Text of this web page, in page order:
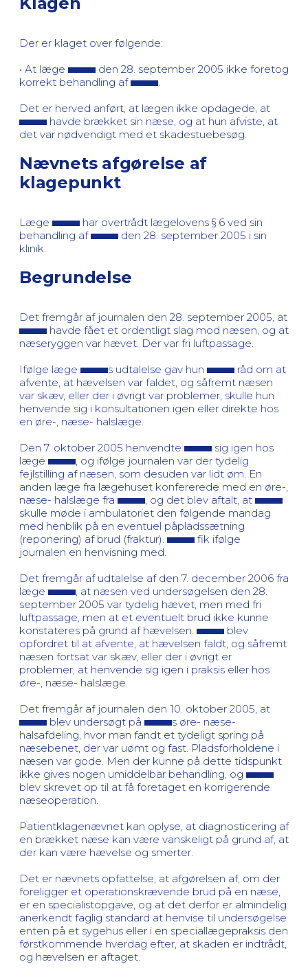
Der er klaget over følgende:
• At læge
den 28. september 2005 ikke foretog
korrekt behandling af
Det er herved anført, at lægen ikke opdagede, at
havde brækket sin næse, og at hun afviste, at
det var nødvendigt med et skadestuebesøg.
Nævnets afgørelse af
klagepunkt
Læge
har overtrådt lægelovens § 6 ved sin
behandling af
den 28. september 2005 i sin
klinik.
Begrundelse
Det fremgår af journalen den 28. september 2005, at
havde fået et ordentligt slag mod næsen, og at
næseryggen var hævet. Der var fri luftpassage.
Ifølge læge
s udtalelse gav hun
råd om at
afvente, at hævelsen var faldet, og såfremt næsen
var skæv, eller der i øvrigt var problemer, skulle hun
henvende sig i konsultationen igen eller direkte hos
en øre-, næse- halslæge.
Den 7. oktober 2005 henvendte
sig igen hos
læge
, og ifølge journalen var der tydelig
fejlstilling af næsen, som desuden var lidt øm. En
anden læge fra lægehuset konfererede med en øre-,
næse- halslæge fra
, og det blev aftalt, at
skulle møde i ambulatoriet den følgende mandag
med henblik på en eventuel påpladssætning
(reponering) af brud (fraktur).
fik ifølge
journalen en henvisning med.
Det fremgår af udtalelse af den 7. december 2006 fra
læge
, at næsen ved undersøgelsen den 28.
september 2005 var tydelig hævet, men med fri
luftpassage, men at et eventuelt brud ikke kunne
konstateres på grund af hævelsen.
blev
opfordret til at afvente, at hævelsen faldt, og såfremt
næsen fortsat var skæv, eller der i øvrigt er
problemer, at henvende sig igen i praksis eller hos
øre-, næse- halslæge.
Det fremgår af journalen den 10. oktober 2005, at
blev undersøgt på
s øre- næse-
halsafdeling, hvor man fandt et tydeligt spring på
næsebenet, der var uømt og fast. Pladsforholdene i
næsen var gode. Men der kunne på dette tidspunkt
ikke gives nogen umiddelbar behandling, og
blev skrevet op til at få foretaget en korrigerende
næseoperation.
Patientklagenævnet kan oplyse, at diagnosticering af
en brækket næse kan være vanskeligt på grund af, at
der kan være hævelse og smerter.
Det er nævnets opfattelse, at afgørelsen af, om der
foreligger et operationskrævende brud på en næse,
er en specialistopgave, og at det derfor er almindelig
anerkendt faglig standard at henvise til undersøgelse
enten på et sygehus eller i en speciallægepraksis den
førstkommende hverdag efter, at skaden er indtrådt,
og hævelsen er aftaget.